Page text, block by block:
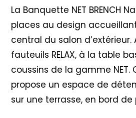
La Banquette NET BRENCH
places au design
central du salon d’extérieur.
fauteuils RELAX, à la table
coussins de la gamme NET.
propose un espace de
sur une terrasse, en bord de